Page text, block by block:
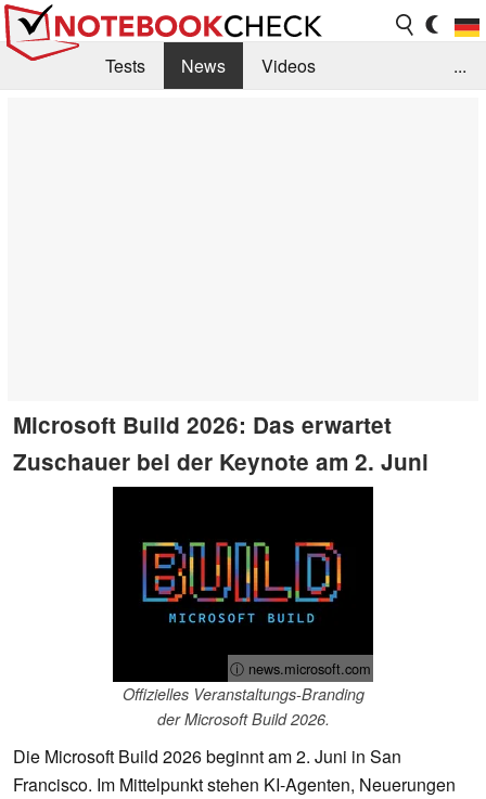
Tests News
Videos
...
Microsoft Build 2026: Das erwartet
Zuschauer bei der Keynote am 2. Juni
ⓘ news.microsoft.com
Offizielles Veranstaltungs-Branding
der Microsoft Build 2026.
Die Microsoft Build 2026 beginnt am 2. Juni in San
Francisco. Im Mittelpunkt stehen KI-Agenten, Neuerungen